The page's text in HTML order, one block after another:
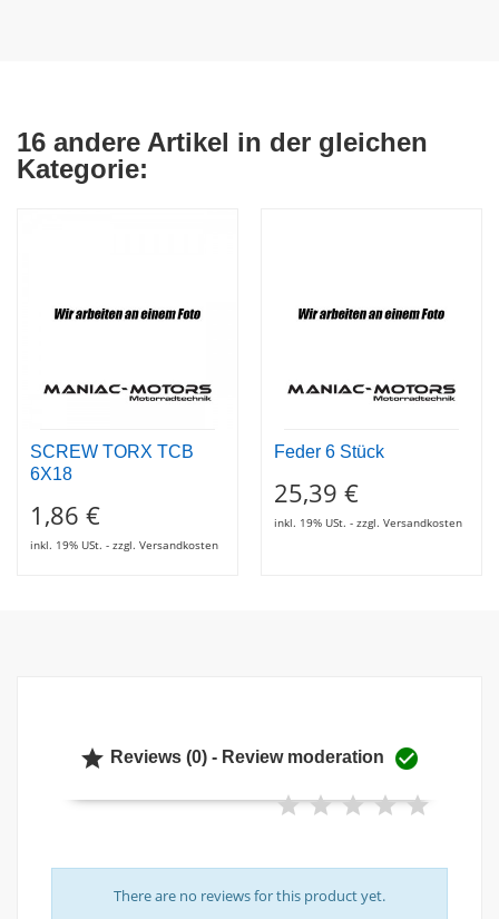
16 andere Artikel in der gleichen
Kategorie:
SCREW TORX TCB
6X18
1,86 €
inkl. 19% USt. - zzgl. Versandkosten
Feder 6 Stück
25,39 €
inkl. 19% USt. - zzgl. Versandkosten
 Reviews (0) - Review moderation 
There are no reviews for this product yet.